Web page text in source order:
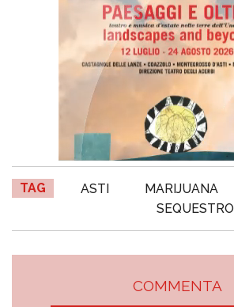
TAG ASTI MARIJUANA
SEQUESTRO
COMMENTA